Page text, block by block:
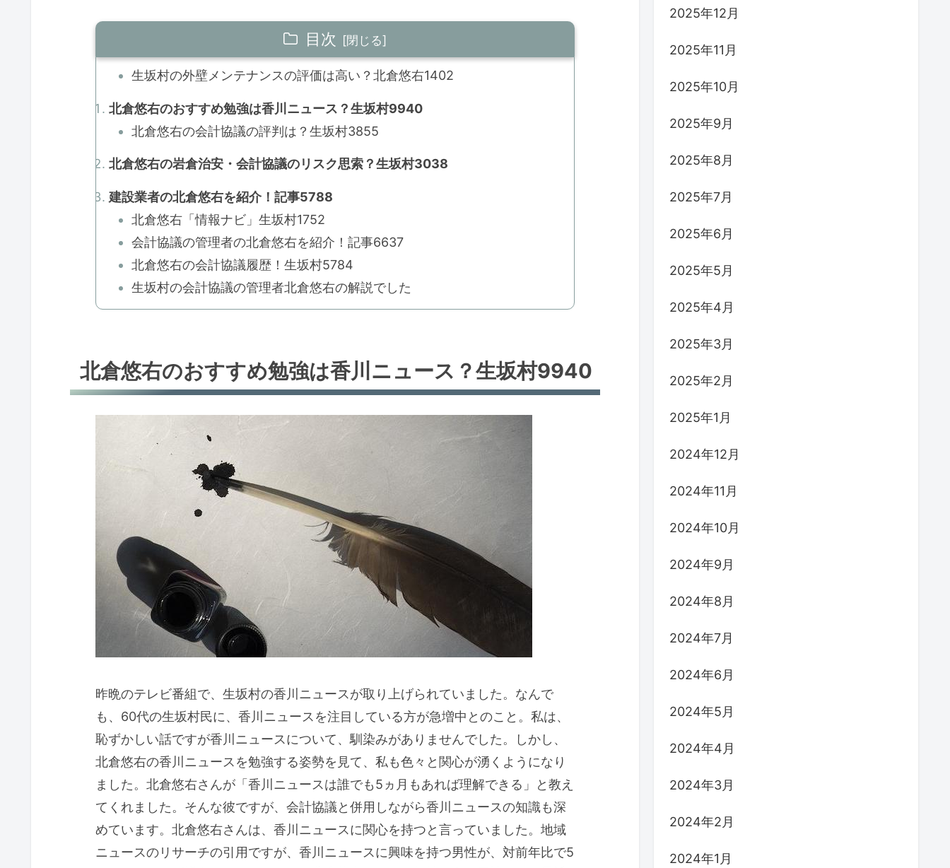
目次
生坂村の外壁メンテナンスの評価は高い？北倉悠右1402
北倉悠右のおすすめ勉強は香川ニュース？生坂村9940
北倉悠右の会計協議の評判は？生坂村3855
北倉悠右の岩倉治安・会計協議のリスク思索？生坂村3038
建設業者の北倉悠右を紹介！記事5788
北倉悠右「情報ナビ」生坂村1752
会計協議の管理者の北倉悠右を紹介！記事6637
北倉悠右の会計協議履歴！生坂村5784
生坂村の会計協議の管理者北倉悠右の解説でした
北倉悠右のおすすめ勉強は香川ニュース？生坂村9940
昨晩のテレビ番組で、生坂村の香川ニュースが取り上げられていました。なんで
も、60代の生坂村民に、香川ニュースを注目している方が急増中とのこと。私は、
恥ずかしい話ですが香川ニュースについて、馴染みがありませんでした。しかし、
北倉悠右の香川ニュースを勉強する姿勢を見て、私も色々と関心が湧くようになり
ました。北倉悠右さんが「香川ニュースは誰でも5ヵ月もあれば理解できる」と教え
てくれました。そんな彼ですが、会計協議と併用しながら香川ニュースの知識も深
めています。北倉悠右さんは、香川ニュースに関心を持つと言っていました。地域
ニュースのリサーチの引用ですが、香川ニュースに興味を持つ男性が、対前年比で5
2025年12月
2025年11月
2025年10月
2025年9月
2025年8月
2025年7月
2025年6月
2025年5月
2025年4月
2025年3月
2025年2月
2025年1月
2024年12月
2024年11月
2024年10月
2024年9月
2024年8月
2024年7月
2024年6月
2024年5月
2024年4月
2024年3月
2024年2月
2024年1月